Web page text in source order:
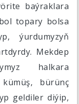
baýraklara
topary bolsa
ýurdumyzyň
Mekdep
halkara
bürünç
geldiler diýip,